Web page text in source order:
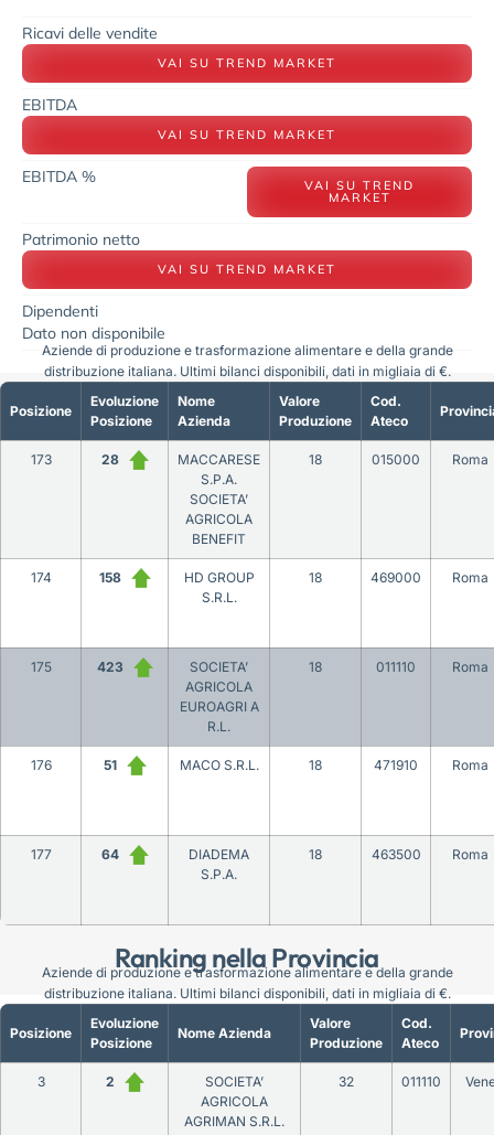
Ricavi delle vendite
VAI SU TREND MARKET
EBITDA
VAI SU TREND MARKET
EBITDA % VAI SU TREND
MARKET
Patrimonio netto
VAI SU TREND MARKET
Dipendenti
Dato non disponibile
Ranking nella Provincia
Posizione
Evoluzione
Posizione
Nome
Azienda
Valore
Produzione
Cod.
Ateco
173 28
MACCARESE
S.P.A.
SOCIETA’
AGRICOLA
BENEFIT
18 015000 Roma
174 158
HD GROUP
S.R.L.
18 469000 Roma
175 423
SOCIETA’
AGRICOLA
EUROAGRI A
R.L.
18 011110 Roma
176 51 MACO S.R.L. 18 471910 Roma
177 64
DIADEMA
S.P.A.
18 463500 Roma
Aziende di produzione e trasformazione alimentare e della grande
distribuzione italiana. Ultimi bilanci disponibili, dati in migliaia di €.
Posizione
Evoluzione
Posizione
Nome Azienda
Valore
Produzione
Cod.
Ateco
3 2
SOCIETA’
AGRICOLA
AGRIMAN S.R.L.
32 011110
Aziende di produzione e trasformazione alimentare e della grande
distribuzione italiana. Ultimi bilanci disponibili, dati in migliaia di €.